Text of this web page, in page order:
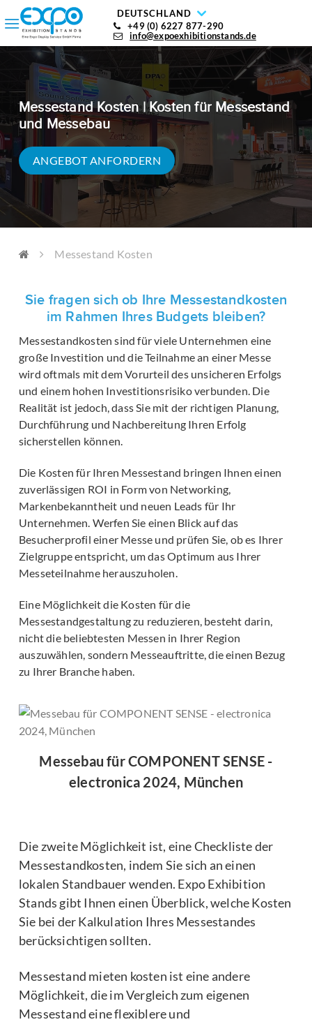
DEUTSCHLAND
+49 (0) 6227 877-290
info@expoexhibitionstands.de
Messestand Kosten | Kosten für Messestand
und Messebau
ANGEBOT ANFORDERN
Messestand Kosten
Sie fragen sich ob Ihre Messestandkosten
im Rahmen Ihres Budgets bleiben?
Messestandkosten sind für viele Unternehmen eine
große Investition und die Teilnahme an einer Messe
wird oftmals mit dem Vorurteil des unsicheren Erfolgs
und einem hohen Investitionsrisiko verbunden. Die
Realität ist jedoch, dass Sie mit der richtigen Planung,
Durchführung und Nachbereitung Ihren Erfolg
sicherstellen können.
Die Kosten für Ihren Messestand bringen Ihnen einen
zuverlässigen ROI in Form von Networking,
Markenbekanntheit und neuen Leads für Ihr
Unternehmen. Werfen Sie einen Blick auf das
Besucherprofil einer Messe und prüfen Sie, ob es Ihrer
Zielgruppe entspricht, um das Optimum aus Ihrer
Messeteilnahme herauszuholen.
Eine Möglichkeit die Kosten für die
Messestandgestaltung zu reduzieren, besteht darin,
nicht die beliebtesten Messen in Ihrer Region
auszuwählen, sondern Messeauftritte, die einen Bezug
zu Ihrer Branche haben.
Messebau für COMPONENT SENSE -
electronica 2024, München
Die zweite Möglichkeit ist, eine Checkliste der
Messestandkosten, indem Sie sich an einen
lokalen Standbauer wenden. Expo Exhibition
Stands gibt Ihnen einen Überblick, welche Kosten
Sie bei der Kalkulation Ihres Messestandes
berücksichtigen sollten.
Messestand mieten kosten ist eine andere
Möglichkeit, die im Vergleich zum eigenen
Messestand eine flexiblere und